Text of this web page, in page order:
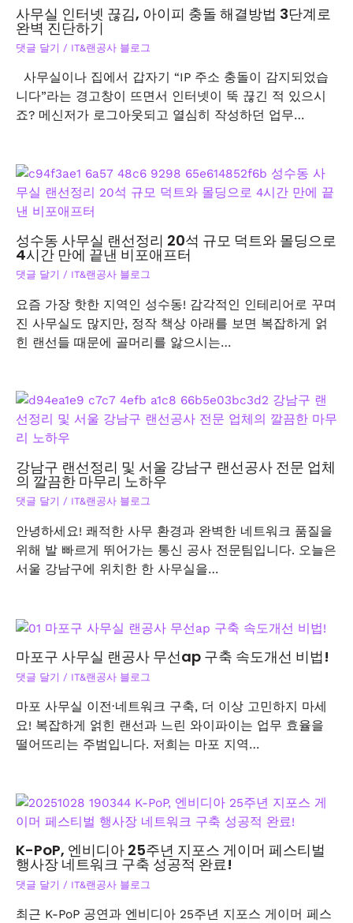
사무실 인터넷 끊김, 아이피 충돌 해결방법 3단계로
완벽 진단하기
댓글 달기 / IT&랜공사 블로그
사무실이나 집에서 갑자기 “IP 주소 충돌이 감지되었습
니다”라는 경고창이 뜨면서 인터넷이 뚝 끊긴 적 있으시
죠? 메신저가 로그아웃되고 열심히 작성하던 업무…
성수동 사무실 랜선정리 20석 규모 덕트와 몰딩으로
4시간 만에 끝낸 비포애프터
댓글 달기 / IT&랜공사 블로그
요즘 가장 핫한 지역인 성수동! 감각적인 인테리어로 꾸며
진 사무실도 많지만, 정작 책상 아래를 보면 복잡하게 얽
힌 랜선들 때문에 골머리를 앓으시는…
강남구 랜선정리 및 서울 강남구 랜선공사 전문 업체
의 깔끔한 마무리 노하우
댓글 달기 / IT&랜공사 블로그
안녕하세요! 쾌적한 사무 환경과 완벽한 네트워크 품질을
위해 발 빠르게 뛰어가는 통신 공사 전문팀입니다. 오늘은
서울 강남구에 위치한 한 사무실을…
마포구 사무실 랜공사 무선ap 구축 속도개선 비법!
댓글 달기 / IT&랜공사 블로그
마포 사무실 이전·네트워크 구축, 더 이상 고민하지 마세
요! 복잡하게 얽힌 랜선과 느린 와이파이는 업무 효율을
떨어뜨리는 주범입니다. 저희는 마포 지역…
K-PoP, 엔비디아 25주년 지포스 게이머 페스티벌
행사장 네트워크 구축 성공적 완료!
댓글 달기 / IT&랜공사 블로그
최근 K-PoP 공연과 엔비디아 25주년 지포스 게이머 페스